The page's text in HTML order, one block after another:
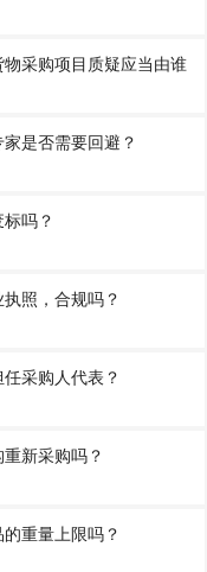
采购项目质疑应当由谁
是否需要回避？
吗？
照，合规吗？
采购人代表？
新采购吗？
重量上限吗？